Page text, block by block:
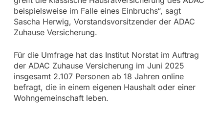
beispielsweise im Falle eines Einbruchs“, sagt
Sascha Herwig, Vorstandsvorsitzender der ADAC
Zuhause Versicherung.
Für die Umfrage hat das Institut Norstat im Auftrag
der ADAC Zuhause Versicherung im Juni 2025
insgesamt 2.107 Personen ab 18 Jahren online
befragt, die in einem eigenen Haushalt oder einer
Wohngemeinschaft leben.